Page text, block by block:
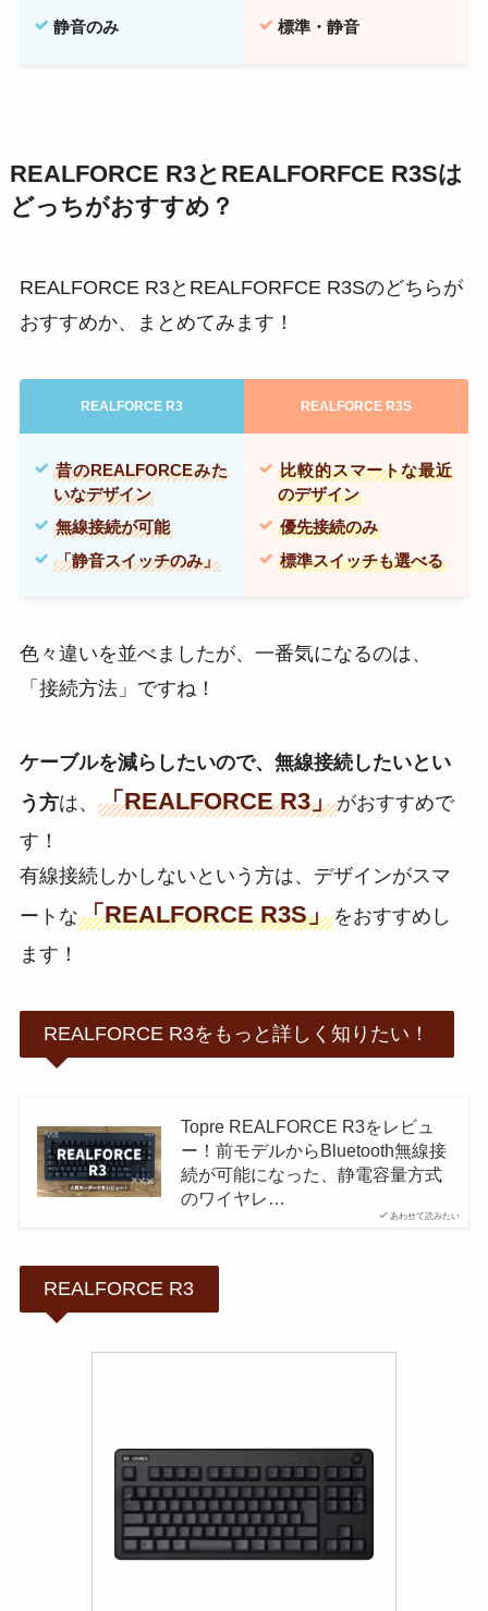
静音のみ 標準・静音
REALFORCE R3とREALFORFCE R3Sは
どっちがおすすめ？
REALFORCE R3とREALFORFCE R3Sのどちらが
おすすめか、まとめてみます！
REALFORCE R3 REALFORCE R3S
昔のREALFORCEみた
いなデザイン
無線接続が可能
「静音スイッチのみ」
比較的スマートな最近
のデザイン
優先接続のみ
標準スイッチも選べる
色々違いを並べましたが、一番気になるのは、
「接続方法」ですね！
ケーブルを減らしたいので、無線接続したいとい
う方は、 「REALFORCE R3」がおすすめで
す！
有線接続しかしないという方は、デザインがスマ
ートな「REALFORCE R3S」をおすすめし
ます！
REALFORCE R3をもっと詳しく知りたい！
あわせて読みたい
Topre REALFORCE R3をレビュ
ー！前モデルからBluetooth無線接
続が可能になった、静電容量方式
のワイヤレ…
REALFORCE R3